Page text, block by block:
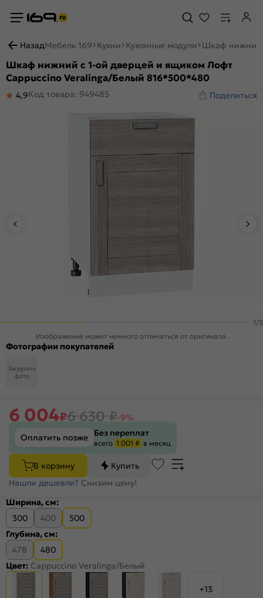
НазадМебель 169 Кухни Кухонные модули Шкаф нижний
Шкаф нижний с 1-ой дверцей и ящиком Лофт
Cappuccino Veralinga/Белый 816*500*480
4,9Код товара: 949485 Поделиться
1/3
Изображение может немного отличаться от оригинала.
Фотографии покупателей
Загрузить
фото
6 004₽6 630₽-9%
Оплатить позже
Без переплат
всего 1 001 ₽ в месяц
В корзину
Купить
Нашли дешевле? Снизим цену!
Ширина, см:
300
400
500
Глубина, см:
478
480
Цвет: Cappuccino Veralinga/Белый
+13